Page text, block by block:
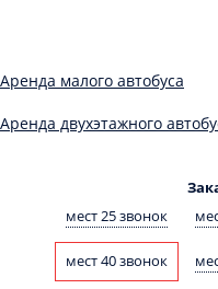
Аренда малого автобуса
Аренда двухэтажного
мест 25 звонок
мест 40 звонок
обработку